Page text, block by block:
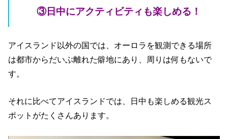
③日中にアクティビティも楽しめる！
アイスランド以外の国では、オーロラを観測できる場所
は都市からだいぶ離れた僻地にあり、周りは何もないで
す。
それに比べてアイスランドでは、日中も楽しめる観光ス
ポットがたくさんあります。